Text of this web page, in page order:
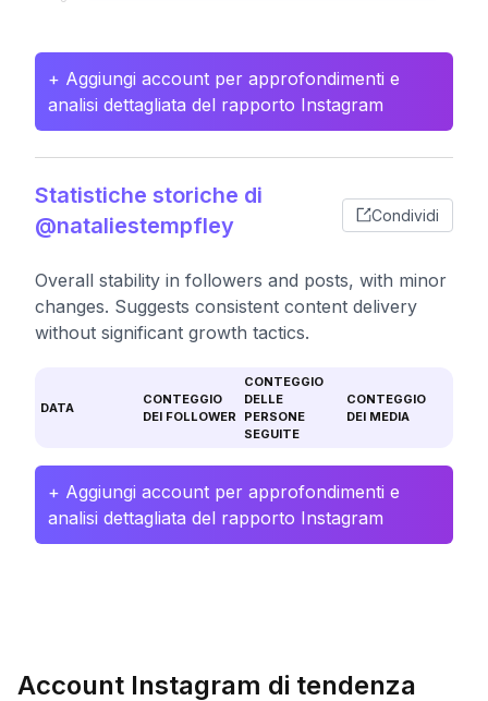
+ Aggiungi account per approfondimenti e
analisi dettagliata del rapporto Instagram
Statistiche storiche di
@nataliestempfley
Condividi
Overall stability in followers and posts, with minor
changes. Suggests consistent content delivery
without significant growth tactics.
DATA
CONTEGGIO
DEI FOLLOWER
CONTEGGIO
DELLE
PERSONE
SEGUITE
CONTEGGIO
DEI MEDIA
+ Aggiungi account per approfondimenti e
analisi dettagliata del rapporto Instagram
Account Instagram di tendenza